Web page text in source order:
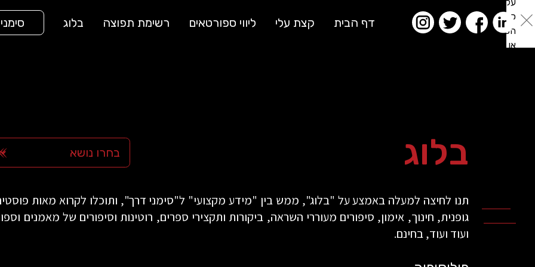
דף הבית קצת עלי ליווי ספורטאים רשימת תפוצה בלוג
כפתור
הסגירה
או
בלוג
תנו לחיצה למעלה באמצע על "בלוג", ממש בין "מידע מקצועי" ל"סימני דרך", ותוכלו לקרוא מאות
גופנית, חינוך, אימון, סיפורים מעוררי השראה, ביקורות ותקצירי ספרים, רוטינות וסיפורים של מאמנים
ועוד ועוד, בחינם.